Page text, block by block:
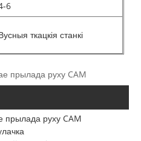
6
ткацкія станкі
прылада руху CAM
прылада руху CAM